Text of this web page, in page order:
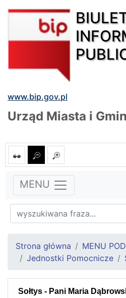
www.bip.gov.pl
Urząd Miasta i
MENU
Strona główna
MENU
Jednostki Pomocnicze
Sołtys - Pani Maria